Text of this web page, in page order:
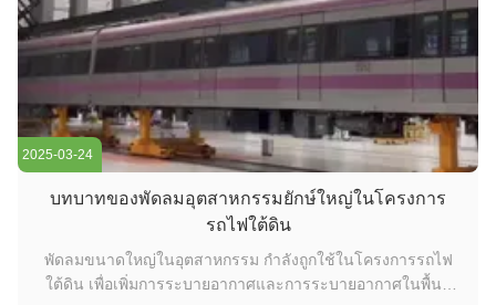
2025-03-24
บทบาทของพัดลมอุตสาหกรรมยักษ์ใหญ่ในโครงการ
รถไฟใต้ดิน
พัดลมขนาดใหญ่ในอุตสาหกรรม กําลังถูกใช้ในโครงการรถไฟ
ใต้ดิน เพื่อเพิ่มการระบายอากาศและการระบายอากาศในพื้นที่